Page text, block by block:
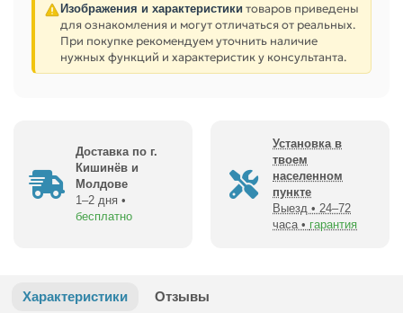
Изображения и характеристики товаров приведены
для ознакомления и могут отличаться от реальных.
При покупке рекомендуем уточнить наличие
нужных функций и характеристик у консультанта.
Доставка по г.
Кишинёв и
Молдове
1–2 дня •
бесплатно
Установка в
твоем
населенном
пункте
Выезд • 24–72
часа • гарантия
Характеристики Отзывы